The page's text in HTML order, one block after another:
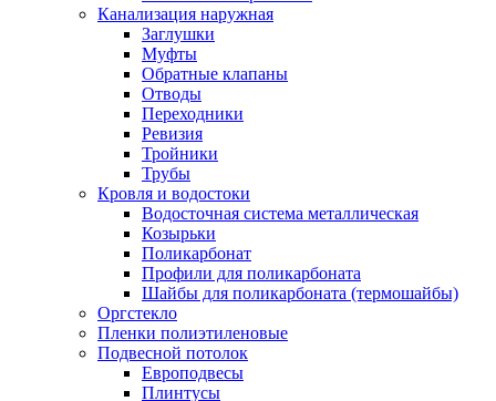
Канализация наружная
Заглушки
Муфты
Обратные клапаны
Отводы
Переходники
Ревизия
Тройники
Трубы
Кровля и водостоки
Водосточная система металлическая
Козырьки
Поликарбонат
Профили для поликарбоната
Шайбы для поликарбоната (термошайбы)
Оргстекло
Пленки полиэтиленовые
Подвесной потолок
Европодвесы
Плинтусы